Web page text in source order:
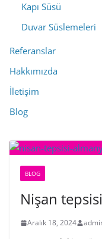
Kapı Süsü
Duvar Süslemeleri
Referanslar
Hakkımızda
İletişim
Blog
BLOG
Nişan
Aralık 18, 2024